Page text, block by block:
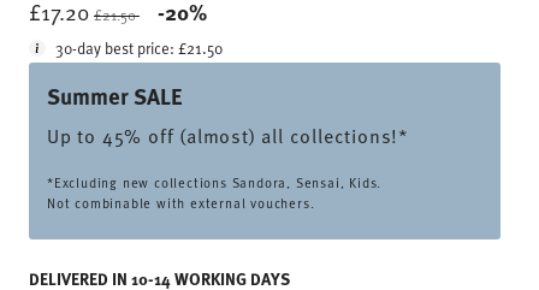
£17.20 £21.50 -20%
30-day best price:£21.50
Summer SALE
Up to 45% off (almost) all collections!*
*Excluding new collections Sandora, Sensai, Kids.
Not combinable with external vouchers.
DELIVERED IN 10-14 WORKING DAYS